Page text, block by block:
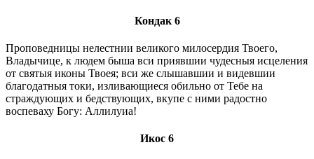
Кондак 6
Проповедницы нелестнии великого милосердия Твоего,
Владычице, к людем быша вси приявшии чудесныя исцеления
от святыя иконы Твоея; вси же слышавшии и видевшии
благодатныя токи, изливающиеся обильно от Тебе на
страждующих и бедствующих, вкупе с ними радостно
воспеваху Богу: Аллилуиа!
Икос 6